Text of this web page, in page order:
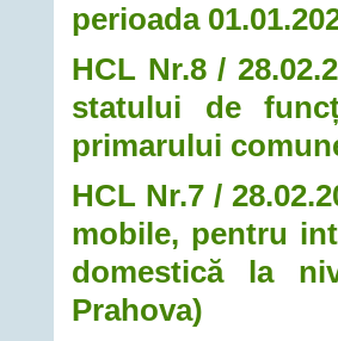
perioada
HCL Nr.8 /
statului de
primarului
HCL Nr.7 /
mobile, pentru
domestică la
Prahova)